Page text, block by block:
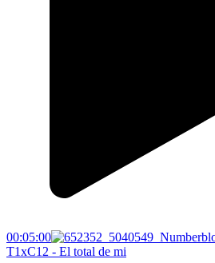
00:05:00
T1xC12 - El total de mi